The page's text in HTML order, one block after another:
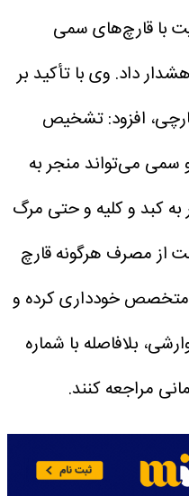
با قارچ‌های سمی
داد. وی با تأکید بر
افزود: تشخیص
سمی می‌تواند منجر به
کبد و کلیه و حتی مرگ
از مصرف هرگونه قارچ
متخصص خودداری کرده و
بلافاصله با شماره